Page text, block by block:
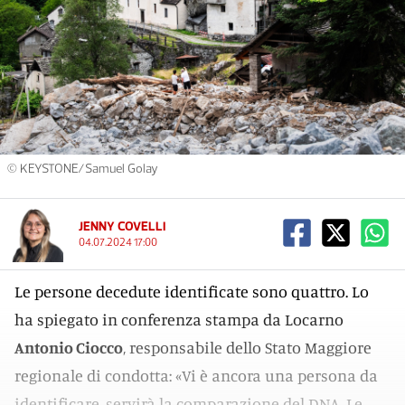
© KEYSTONE/Samuel Golay
JENNY COVELLI
04.07.2024 17:00
Le persone decedute identificate sono quattro. Lo
ha spiegato in conferenza stampa da Locarno
Antonio Ciocco, responsabile dello Stato Maggiore
regionale di condotta: «Vi è ancora una persona da